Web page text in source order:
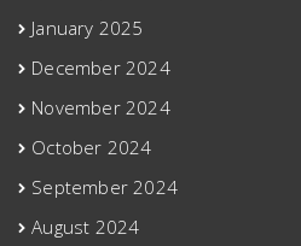
January 2025
December 2024
November 2024
October 2024
September 2024
August 2024